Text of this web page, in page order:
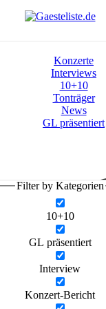
Konzerte
Interviews
10+10
Tonträger
News
GL präsentiert
Filter by Kategorien
10+10
GL präsentiert
Interview
Konzert-Bericht